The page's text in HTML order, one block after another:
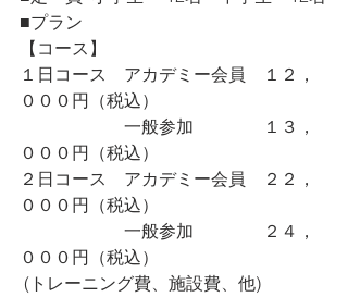
■プラン
【コース】
１日コース　アカデミー会員　１２，
０００円（税込）
一般参加　　　　１３，
０００円（税込）
２日コース　アカデミー会員　２２，
０００円（税込）
一般参加　　　　２４，
０００円（税込）
(トレーニング費、施設費、他)